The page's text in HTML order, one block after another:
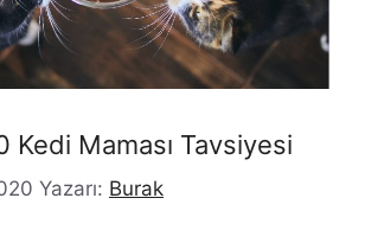
Kedi Maması Tavsiyesi
Yazarı: Burak